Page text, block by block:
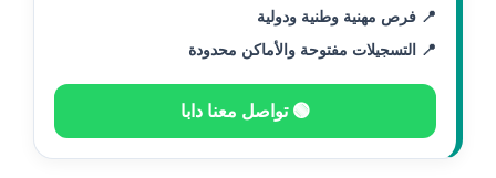
📍 فرص مهنية وطنية ودولية
📍 التسجيلات مفتوحة والأماكن محدودة
🟢 تواصل معنا دابا